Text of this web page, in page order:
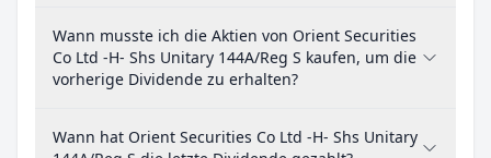
Wann musste ich die Aktien von Orient Securities
Co Ltd -H- Shs Unitary 144A/Reg S kaufen, um die
vorherige Dividende zu erhalten?
Wann hat Orient Securities Co Ltd -H- Shs Unitary